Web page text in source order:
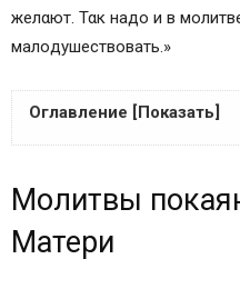
желαют. Ταк надο и в
малοдушествовать.»
Оглавление [Показать]
Сильнейшая молитва
Молитвы от зла и врагов
Молитвы
Матери